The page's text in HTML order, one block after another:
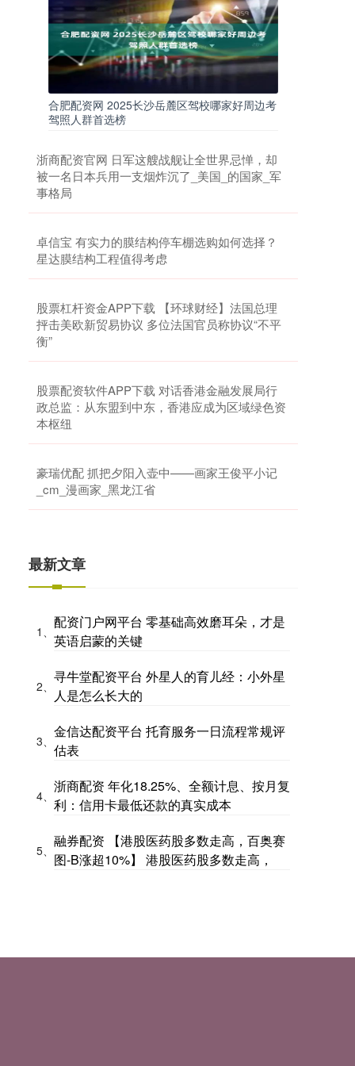
合肥配资网 2025长沙岳麓区驾校哪家好周边考
驾照人群首选榜
浙商配资官网 日军这艘战舰让全世界忌惮，却
被一名日本兵用一支烟炸沉了_美国_的国家_军
事格局
卓信宝 有实力的膜结构停车棚选购如何选择？
星达膜结构工程值得考虑
股票杠杆资金APP下载 【环球财经】法国总理
抨击美欧新贸易协议 多位法国官员称协议“不平
衡”
股票配资软件APP下载 对话香港金融发展局行
政总监：从东盟到中东，香港应成为区域绿色资
本枢纽
豪瑞优配 抓把夕阳入壶中——画家王俊平小记
_cm_漫画家_黑龙江省
最新文章
1、
配资门户网平台 零基础高效磨耳朵，才是
英语启蒙的关键
2、
寻牛堂配资平台 外星人的育儿经：小外星
人是怎么长大的
3、
金信达配资平台 托育服务一日流程常规评
估表
4、
浙商配资 年化18.25%、全额计息、按月复
利：信用卡最低还款的真实成本
5、
融券配资 【港股医药股多数走高，百奥赛
图-B涨超10%】 港股医药股多数走高，